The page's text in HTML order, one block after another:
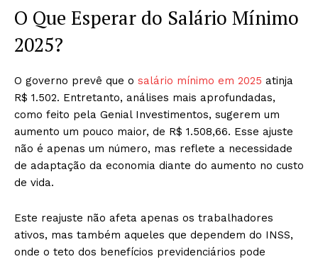
O Que Esperar do Salário Mínimo
2025?
O governo prevê que o salário mínimo em 2025 atinja
R$ 1.502. Entretanto, análises mais aprofundadas,
como feito pela Genial Investimentos, sugerem um
aumento um pouco maior, de R$ 1.508,66. Esse ajuste
não é apenas um número, mas reflete a necessidade
de adaptação da economia diante do aumento no custo
de vida.
Este reajuste não afeta apenas os trabalhadores
ativos, mas também aqueles que dependem do INSS,
onde o teto dos benefícios previdenciários pode